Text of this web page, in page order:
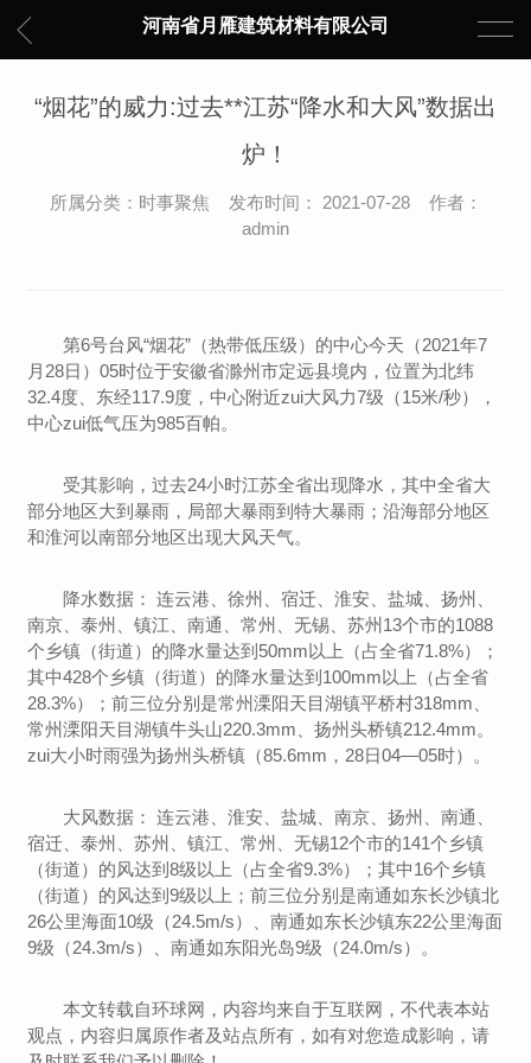
河南省月雁建筑材料有限公司
“烟花”的威力:过去**江苏“降水和大风”数据出
炉！
所属分类：时事聚焦 发布时间： 2021-07-28 作者：
admin
第6号台风“烟花”（热带低压级）的中心今天（2021年7
月28日）05时位于安徽省滁州市定远县境内，位置为北纬
32.4度、东经117.9度，中心附近zui大风力7级（15米/秒），
中心zui低气压为985百帕。
受其影响，过去24小时江苏全省出现降水，其中全省大
部分地区大到暴雨，局部大暴雨到特大暴雨；沿海部分地区
和淮河以南部分地区出现大风天气。
降水数据： 连云港、徐州、宿迁、淮安、盐城、扬州、
南京、泰州、镇江、南通、常州、无锡、苏州13个市的1088
个乡镇（街道）的降水量达到50mm以上（占全省71.8%）；
其中428个乡镇（街道）的降水量达到100mm以上（占全省
28.3%）；前三位分别是常州溧阳天目湖镇平桥村318mm、
常州溧阳天目湖镇牛头山220.3mm、扬州头桥镇212.4mm。
zui大小时雨强为扬州头桥镇（85.6mm，28日04—05时）。
大风数据： 连云港、淮安、盐城、南京、扬州、南通、
宿迁、泰州、苏州、镇江、常州、无锡12个市的141个乡镇
（街道）的风达到8级以上（占全省9.3%）；其中16个乡镇
（街道）的风达到9级以上；前三位分别是南通如东长沙镇北
26公里海面10级（24.5m/s）、南通如东长沙镇东22公里海面
9级（24.3m/s）、南通如东阳光岛9级（24.0m/s）。
本文转载自环球网，内容均来自于互联网，不代表本站
观点，内容归属原作者及站点所有，如有对您造成影响，请